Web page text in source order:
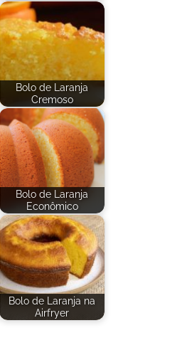
Bolo de Laranja
Cremoso
Bolo de Laranja
Econômico
Bolo de Laranja na
Airfryer